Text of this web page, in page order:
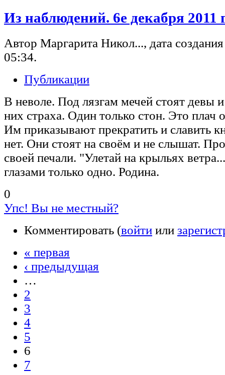
Из наблюдений. 6е декабря 2011
Автор Маргарита Никол..., дата
05:34.
Публикации
В неволе. Под лязгам мечей стоят девы
них страха. Один только стон. Это плач
Им приказывают прекратить и славить
нет. Они стоят на своём и не слышат.
своей печали. "Улетай на крыльях
глазами только одно. Родина.
0
Упс! Вы не местный?
Комментировать (войти или
« первая
‹ предыдущая
…
2
3
4
5
6
7